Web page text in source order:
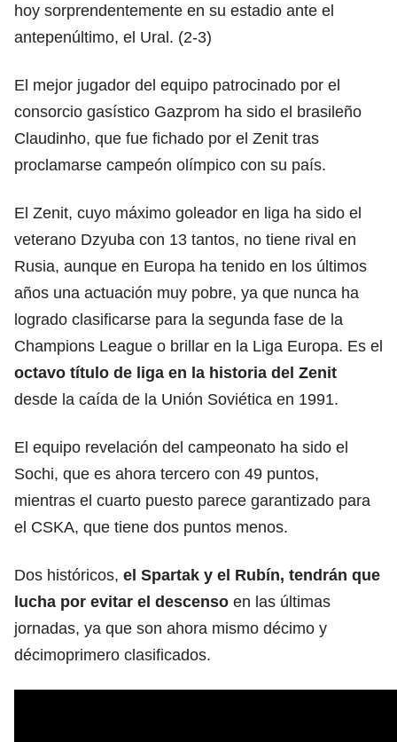
hoy sorprendentemente en su estadio ante el
antepenúltimo, el Ural. (2-3)
El mejor jugador del equipo patrocinado por el
consorcio gasístico Gazprom ha sido el brasileño
Claudinho, que fue fichado por el Zenit tras
proclamarse campeón olímpico con su país.
El Zenit, cuyo máximo goleador en liga ha sido el
veterano Dzyuba con 13 tantos, no tiene rival en
Rusia, aunque en Europa ha tenido en los últimos
años una actuación muy pobre, ya que nunca ha
logrado clasificarse para la segunda fase de la
Champions League o brillar en la Liga Europa. Es el
octavo título de liga en la historia del Zenit
desde la caída de la Unión Soviética en 1991.
El equipo revelación del campeonato ha sido el
Sochi, que es ahora tercero con 49 puntos,
mientras el cuarto puesto parece garantizado para
el CSKA, que tiene dos puntos menos.
Dos históricos, el Spartak y el Rubín, tendrán que
lucha por evitar el descenso en las últimas
jornadas, ya que son ahora mismo décimo y
décimoprimero clasificados.